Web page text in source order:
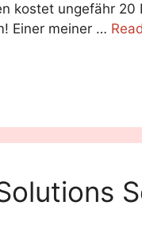
kostet ungefähr 20
Einer meiner …